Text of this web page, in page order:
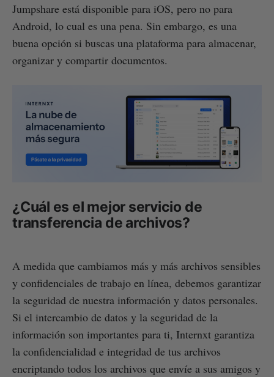
Jumpshare está disponible para iOS, pero no para
Android, lo cual es una pena. Sin embargo, es una
buena opción si buscas una plataforma para almacenar,
organizar y compartir documentos.
¿Cuál es el mejor servicio de
transferencia de archivos?
A medida que cambiamos más y más archivos sensibles
y confidenciales de trabajo en línea, debemos garantizar
la seguridad de nuestra información y datos personales.
Si el intercambio de datos y la seguridad de la
información son importantes para ti, Internxt garantiza
la confidencialidad e integridad de tus archivos
encriptando todos los archivos que envíe a sus amigos y